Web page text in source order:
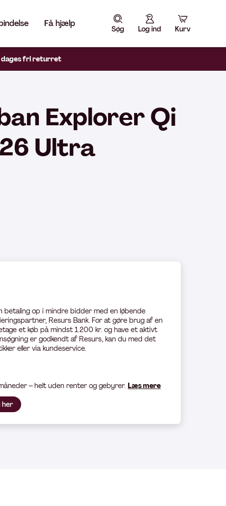
Få hjælp
Søg Log ind Kurv
dages fri returret
Explorer Qi
Ultra
betaling op i mindre bidder med en løbende
Resurs Bank. For at gøre brug af en
et køb på mindst 1.200 kr. og have et aktivt
er godkendt af Resurs, kan du med det
eller via kundeservice.
– helt uden renter og gebyrer. Læs mere
her